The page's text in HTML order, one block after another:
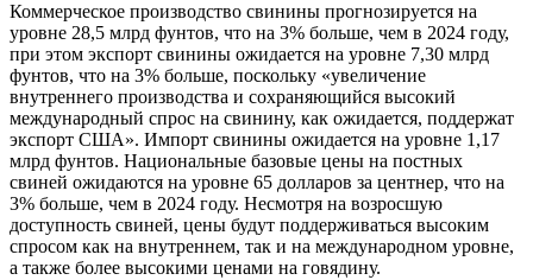
Коммерческое производство свинины прогнозируется на
уровне 28,5 млрд фунтов, что на 3% больше, чем в 2024 году,
при этом экспорт свинины ожидается на уровне 7,30 млрд
фунтов, что на 3% больше, поскольку «увеличение
внутреннего производства и сохраняющийся высокий
международный спрос на свинину, как ожидается, поддержат
экспорт США». Импорт свинины ожидается на уровне 1,17
млрд фунтов. Национальные базовые цены на постных
свиней ожидаются на уровне 65 долларов за центнер, что на
3% больше, чем в 2024 году. Несмотря на возросшую
доступность свиней, цены будут поддерживаться высоким
спросом как на внутреннем, так и на международном уровне,
а также более высокими ценами на говядину.